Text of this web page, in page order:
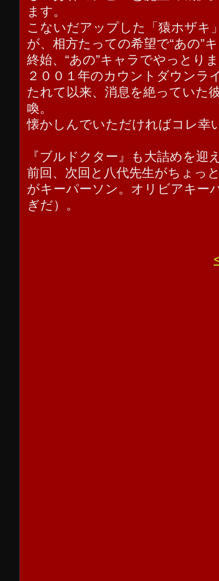
ます。
こないだアップした「猿ホザキ
が、相方たっての希望で“あの”
終始、“あの”キャラでやっとり
２００１年のカウントダウンラ
たれて以来、消息を絶っていた
喚。
懐かしんでいただければコレ幸
『ブルドクター』も大詰めを迎
前回、次回と八代先生がちょっ
がキーパーソン。オリビアキー
ぎだ）。